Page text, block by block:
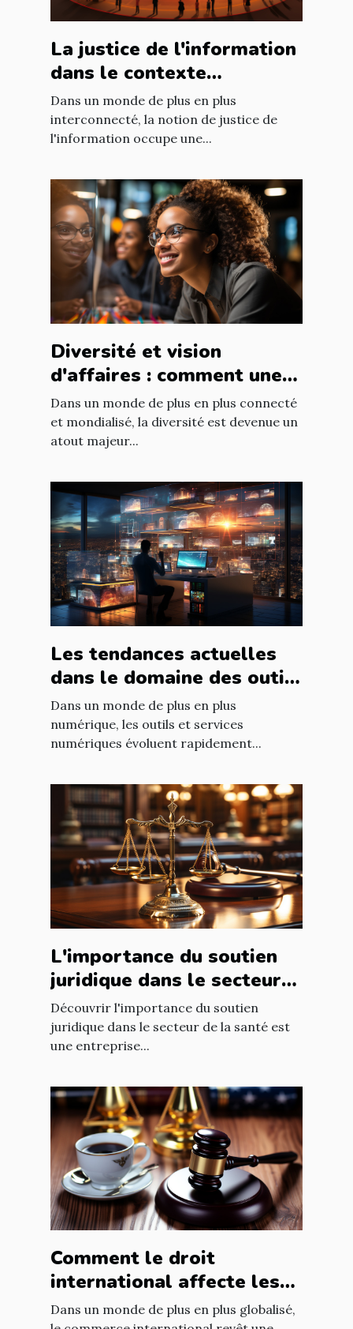
La justice de l'information
dans le contexte
international : enjeux et
défis
Dans un monde de plus en plus
interconnecté, la notion de justice de
l'information occupe une...
Diversité et vision
d'affaires : comment une
équipe diversifiée peut
stimuler l'innovation
Dans un monde de plus en plus connecté
et mondialisé, la diversité est devenue un
atout majeur...
Les tendances actuelles
dans le domaine des outils
et services numériques
Dans un monde de plus en plus
numérique, les outils et services
numériques évoluent rapidement...
L'importance du soutien
juridique dans le secteur
de la santé
Découvrir l'importance du soutien
juridique dans le secteur de la santé est
une entreprise...
Comment le droit
international affecte les
accords commerciaux
Dans un monde de plus en plus globalisé,